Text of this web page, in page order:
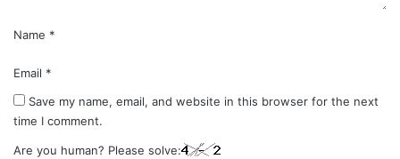
Name *
Email *
Save my name, email, and website in this browser for the next
time I comment.
Are you human? Please solve: